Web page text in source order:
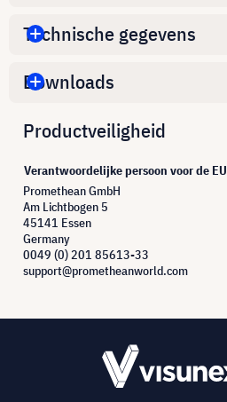
Technische gegevens
Downloads
Productveiligheid
Verantwoordelijke persoon voor de EU
Promethean GmbH
Am Lichtbogen 5
45141 Essen
Germany
0049 (0) 201 85613-33
support@prometheanworld.com